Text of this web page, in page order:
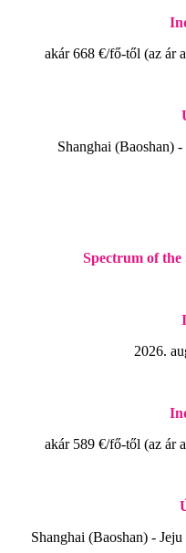
akár 668 €/fő-től (az ár
Shanghai (Baoshan)
Spectrum of the
2026.
akár 589 €/fő-től (az ár
Shanghai (Baoshan) -